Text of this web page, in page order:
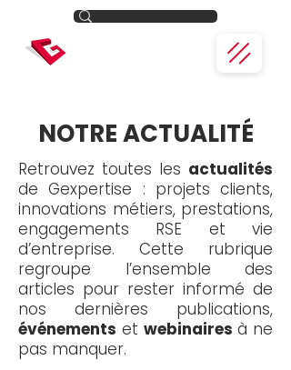
NOTRE ACTUALITÉ
Retrouvez toutes les actualités
de Gexpertise : projets clients,
innovations métiers, prestations,
engagements RSE et vie
d’entreprise. Cette rubrique
regroupe l’ensemble des
articles pour rester informé de
nos dernières publications,
événements et webinaires à ne
pas manquer.